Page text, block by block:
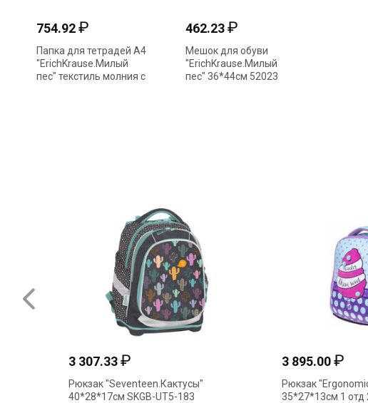
754.92₽
Папка для тетрадей А4
"ErichKrause.Милый
пес" текстиль молния с
462.23₽
Мешок для обуви
"ErichKrause.Милый
пес" 36*44см 52023
3 307.33₽
Рюкзак "Seventeen.Кактусы"
40*28*17см SKGB-UT5-183
3 895.00₽
Рюкзак
35*27*13см 1 отд